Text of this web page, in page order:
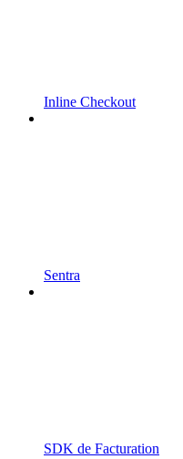
Inline Checkout
Sentra
SDK de Facturation